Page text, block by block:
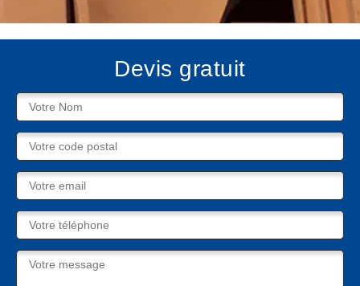
Devis gratuit